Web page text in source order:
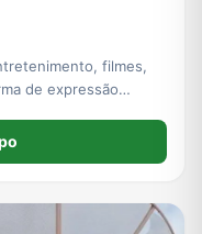
filmes,
de expressão